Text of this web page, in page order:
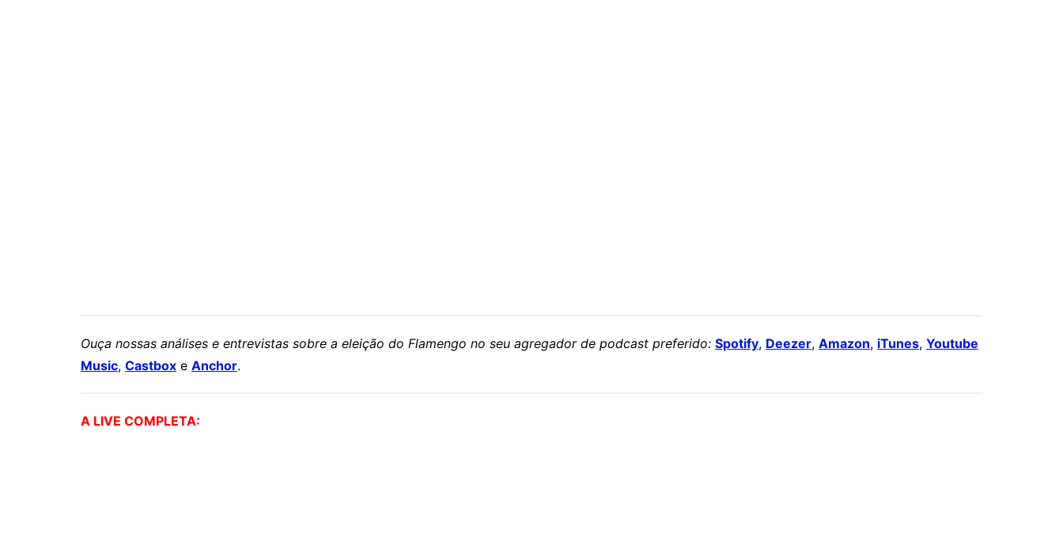
Ouça nossas análises e entrevistas sobre a eleição do Flamengo no seu agregador de podcast preferido: Spotify, Deezer, Amazon, iTunes, Youtube
Music, Castbox e Anchor.
A LIVE COMPLETA: